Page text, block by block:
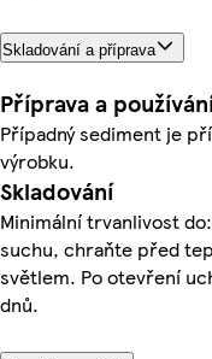
Skladování a příprava
Příprava a
Případný sediment je
výrobku.
Skladování
Minimální trvanlivost
suchu, chraňte před
světlem. Po otevření
dnů.